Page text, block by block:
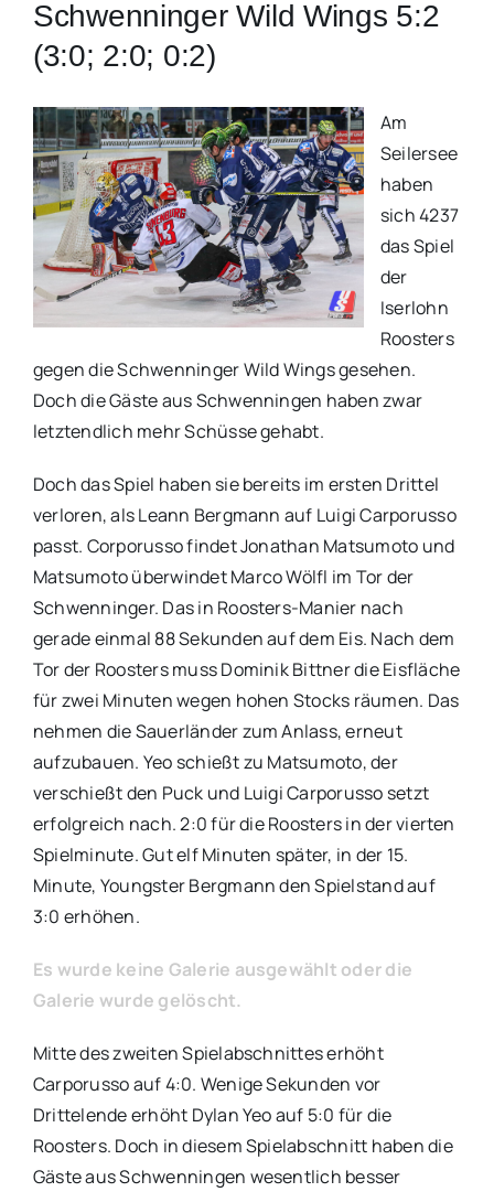
Schwenninger Wild Wings 5:2
(3:0; 2:0; 0:2)
Am
Seilersee
haben
sich 4237
das Spiel
der
Iserlohn
Roosters
gegen die Schwenninger Wild Wings gesehen.
Doch die Gäste aus Schwenningen haben zwar
letztendlich mehr Schüsse gehabt.
Doch das Spiel haben sie bereits im ersten Drittel
verloren, als Leann Bergmann auf Luigi Carporusso
passt. Corporusso findet Jonathan Matsumoto und
Matsumoto überwindet Marco Wölfl im Tor der
Schwenninger. Das in Roosters-Manier nach
gerade einmal 88 Sekunden auf dem Eis. Nach dem
Tor der Roosters muss Dominik Bittner die Eisfläche
für zwei Minuten wegen hohen Stocks räumen. Das
nehmen die Sauerländer zum Anlass, erneut
aufzubauen. Yeo schießt zu Matsumoto, der
verschießt den Puck und Luigi Carporusso setzt
erfolgreich nach. 2:0 für die Roosters in der vierten
Spielminute. Gut elf Minuten später, in der 15.
Minute, Youngster Bergmann den Spielstand auf
3:0 erhöhen.
Es wurde keine Galerie ausgewählt oder die
Galerie wurde gelöscht.
Mitte des zweiten Spielabschnittes erhöht
Carporusso auf 4:0. Wenige Sekunden vor
Drittelende erhöht Dylan Yeo auf 5:0 für die
Roosters. Doch in diesem Spielabschnitt haben die
Gäste aus Schwenningen wesentlich besser